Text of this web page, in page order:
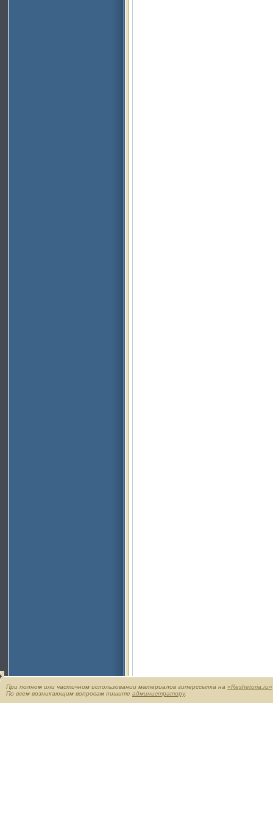
При полном или частичном использовании материалов гиперссылка на «Reshetoria.ru»
По всем возникающим вопросам пишите администратору.